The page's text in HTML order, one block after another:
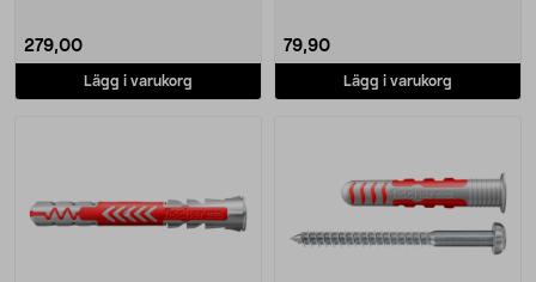
279,00
Lägg i varukorg
79,90
Lägg i varukorg